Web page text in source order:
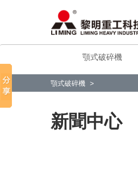
顎式破碎機
顎式破碎機
新聞中心